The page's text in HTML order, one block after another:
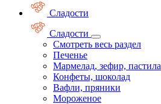
Сладости
Сладости
Смотреть весь раздел
Печенье
Мармелад, зефир, пастила
Конфеты, шоколад
Вафли, пряники
Мороженое